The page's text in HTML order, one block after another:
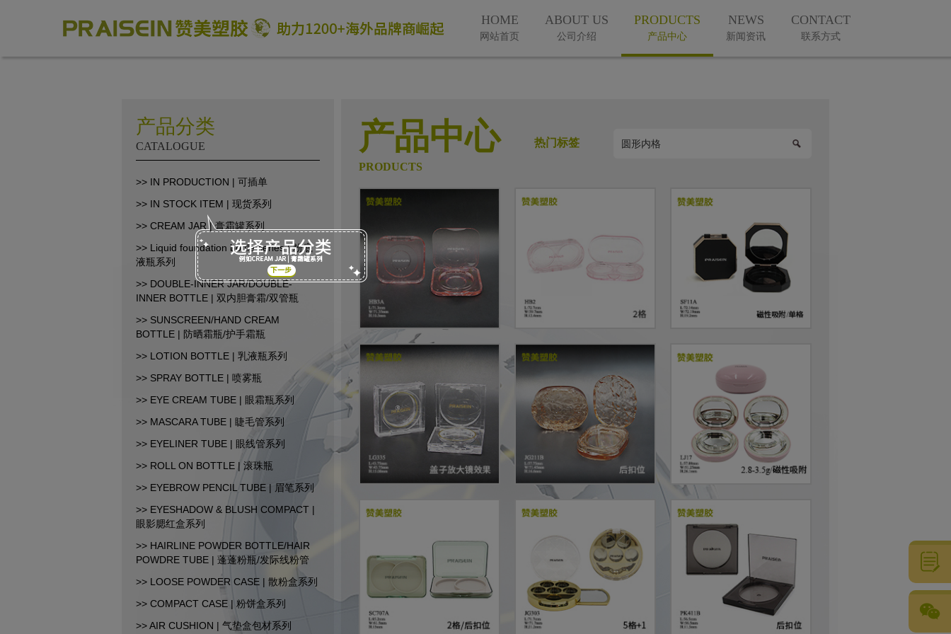
HOME
网站首页
ABOUT US
公司介绍
PRODUCTS
产品中心
NEWS
新闻资讯
CONTACT
联系方式
产品分类
CATALOGUE
>> IN PRODUCTION | 可插单
>> IN STOCK ITEM | 现货系列
>> CREAM JAR | 膏霜罐系列
>> Liquid foundation bottle series | 粉底
液瓶系列
>> DOUBLE-INNER JAR/DOUBLE-
INNER BOTTLE | 双内胆膏霜/双管瓶
>> SUNSCREEN/HAND CREAM
BOTTLE | 防晒霜瓶/护手霜瓶
>> LOTION BOTTLE | 乳液瓶系列
>> SPRAY BOTTLE | 喷雾瓶
>> EYE CREAM TUBE | 眼霜瓶系列
>> MASCARA TUBE | 睫毛管系列
>> EYELINER TUBE | 眼线管系列
>> ROLL ON BOTTLE | 滚珠瓶
>> EYEBROW PENCIL TUBE | 眉笔系列
>> EYESHADOW & BLUSH COMPACT |
眼影腮红盒系列
>> HAIRLINE POWDER BOTTLE/HAIR
POWDRE TUBE | 蓬蓬粉瓶/发际线粉管
>> LOOSE POWDER CASE | 散粉盒系列
>> COMPACT CASE | 粉饼盒系列
>> AIR CUSHION | 气垫盒包材系列
产品中心
PRODUCTS
热门标签
助力1200+海外品牌商崛起
86-18664449811\13360816451\13342702701
18664466034\13302747475
inform@praisein.com
汕头市金平工业区金兴路8号 微信号
CopyRight© 2015-2026 汕头市赞美塑料制品有限公司 All Rights Reserved.